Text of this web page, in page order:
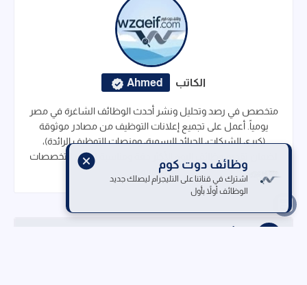
وظائف دوت كوم
اشترك في قناتنا على التليجرام ليصلك جديد
الوظائف أولاً بأول
الكاتب Ahmed
متخصص في رصد وتحليل ونشر أحدث الوظائف الشاغرة في مصر
يومياً. أعمل على تجميع إعلانات التوظيف من مصادر موثوقة
(كبرى الشركات، الجرائد الرسمية، ومنصات التوظيف الرائدة)،
لضمان تقديم وظائف اليوم الأكثر دقة ومناسبة لجميع التخصصات
المهنية.